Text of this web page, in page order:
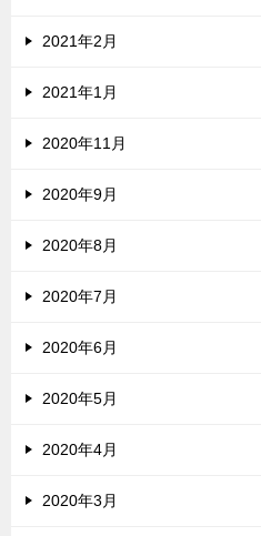
2021年2月
2021年1月
2020年11月
2020年9月
2020年8月
2020年7月
2020年6月
2020年5月
2020年4月
2020年3月